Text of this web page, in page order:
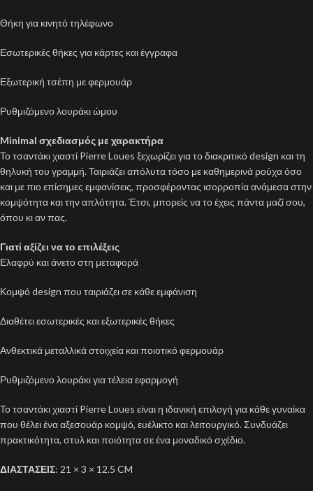
Θήκη για κινητό τηλέφωνο
Εσωτερικές θήκες για κάρτες και έγγραφα
Εξωτερική τσέπη με φερμουάρ
Ρυθμιζόμενο λουράκι ώμου
Minimal σχεδιασμός με χαρακτήρα
Το τσαντάκι χιαστί Pierre Loues ξεχωρίζει για το διακριτικό design και τη
θηλυκή του γραμμή. Ταιριάζει απόλυτα τόσο με καθημερινά ρούχα όσο
και με πιο επίσημες εμφανίσεις, προσφέροντας ισορροπία ανάμεσα στην
κομψότητα και την απλότητα. Έτσι, μπορείς να το έχεις πάντα μαζί σου,
όπου κι αν πας.
Γιατί αξίζει να το επιλέξεις
Ελαφρύ και άνετο στη μεταφορά
Κομψό design που ταιριάζει σε κάθε εμφάνιση
Διαθέτει εσωτερικές και εξωτερικές θήκες
Ανθεκτικά μεταλλικά στοιχεία και ποιοτικό φερμουάρ
Ρυθμιζόμενο λουράκι για τέλεια εφαρμογή
Το τσαντάκι χιαστί Pierre Loues είναι η ιδανική επιλογή για κάθε γυναίκα
που θέλει ένα αξεσουάρ κομψό, ευέλικτο και λειτουργικό. Συνδυάζει
πρακτικότητα, στυλ και ποιότητα σε ένα μοναδικό σχέδιο.
ΔΙΑΣΤΑΣΕΙΣ: 21 × 3 × 12.5 CM